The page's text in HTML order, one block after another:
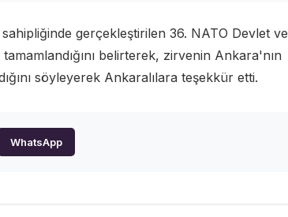
gerçekleştirilen 36. NATO Devlet ve
belirterek, zirvenin Ankara'nın
söyleyerek Ankaralılara teşekkür etti.
WhatsApp